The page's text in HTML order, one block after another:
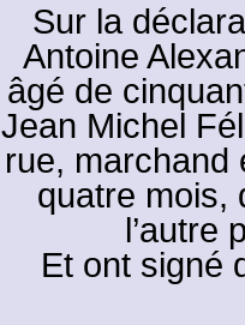
Sur la
Antoine
âgé de
Jean Michel
rue, marchand
quatre mois,
l’autre
Et ont signé